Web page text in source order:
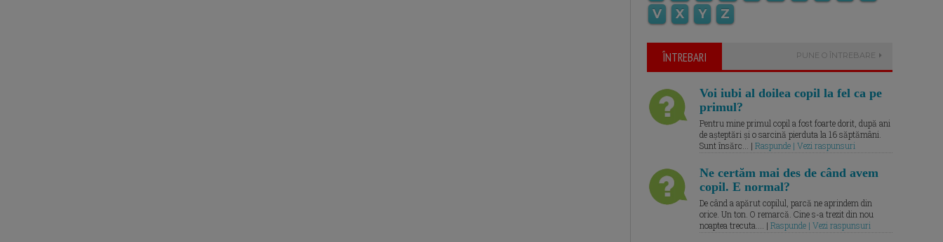
V
X Y Z
ÎNTREBARI PUNE O ÎNTREBARE
Voi iubi al doilea copil la fel ca pe
primul?
Pentru mine primul copil a fost foarte dorit, după ani
de așteptări și o sarcină pierduta la 16 săptămâni.
Sunt însărc... | Raspunde | Vezi raspunsuri
Ne certăm mai des de când avem
copil. E normal?
De când a apărut copilul, parcă ne aprindem din
orice. Un ton. O remarcă. Cine s-a trezit din nou
noaptea trecuta.... | Raspunde | Vezi raspunsuri